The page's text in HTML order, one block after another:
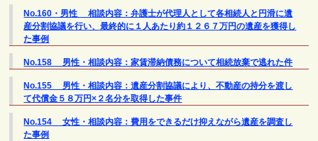
No.160・男性 相談内容：弁護士が代理人として各相続人と円滑に遺
産分割協議を行い、最終的に１人あたり約１２６７万円の遺産を獲得し
た事例
No.158 男性・相談内容：家賃滞納債務について相続放棄で逃れた件
No.155 男性・相談内容：遺産分割協議により、不動産の持分を渡し
て代償金５８万円×２名分を取得した事件
No.154 女性・相談内容：費用をできるだけ抑えながら遺産を調査し
た事例